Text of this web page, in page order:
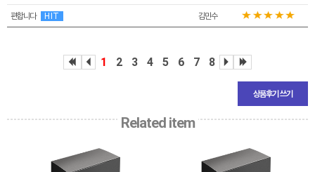
편합니다 HIT 김민수
1 2 3 4 5 6 7 8
상품후기 쓰기
Related item